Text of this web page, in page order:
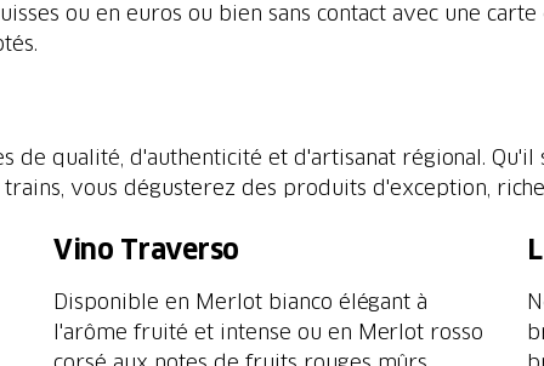
ou en euros ou bien sans contact avec une
de qualité, d'authenticité et d'artisanat régional.
vous dégusterez des produits d'exception,
Vino Traverso
Disponible en Merlot bianco élégant à
l'arôme fruité et intense ou en Merlot rosso